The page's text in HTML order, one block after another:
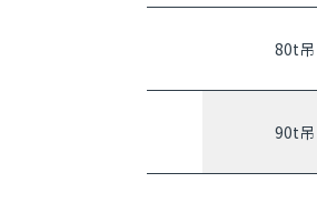
80t吊
90t吊